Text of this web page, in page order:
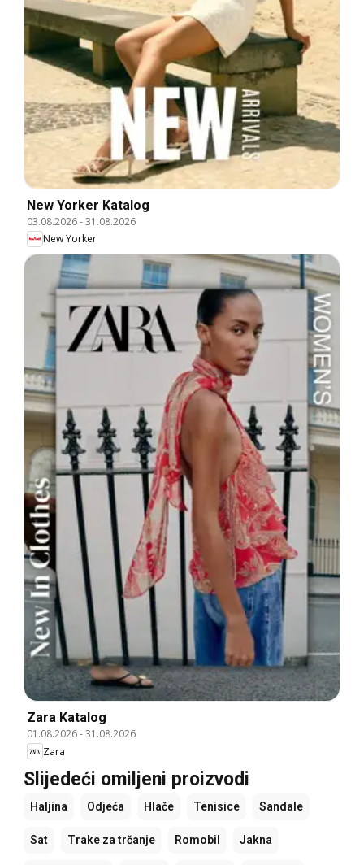
New Yorker Katalog
03.08.2026-31.08.2026
New Yorker
Zara Katalog
01.08.2026-31.08.2026
Zara
Slijedeći omiljeni proizvodi
Haljina Odjeća Hlače Tenisice Sandale
Sat Trake za trčanje Romobil Jakna